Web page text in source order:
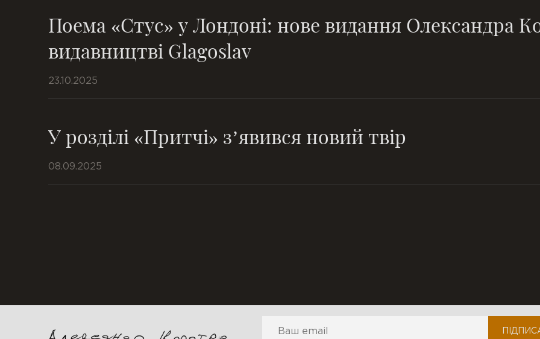
Поема «Стус» у Лондоні: нове видання Олександра
видавництві Glagoslav
23.10.2025
У розділі «Притчі» з’явився новий твір
08.09.2025